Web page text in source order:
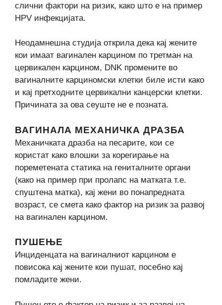
слични фактори на ризик, како што е на пример
HPV инфекцијата.
Неодамнешна студија открила дека кај жените
кои имаат вагинален карцином по третман на
цервикален карцином, DNK промените во
вагиналните карциномски клетки биле исти како
и кај претходните цервикални канцерски клетки.
Причината за ова сеуште не е позната.
ВАГИНАЛА МЕХАНИЧКА ДРАЗБА
Механичката дразба на песарите, кои се
користат како влошки за корегирање на
пореметената статика на гениталните органи
(како на пример при пролапс на матката т.е.
спуштена матка), кај жени во понапредната
возраст, се смета како фактор на ризик за развој
на вагинален карцином.
ПУШЕЊЕ
Инциденцата на вагиналниот карцином е
повисока кај жените кои пушат, посебно кај
помладите жени.